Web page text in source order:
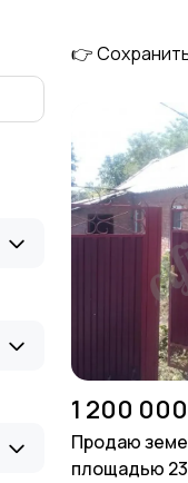
👉
1 200
Продаю
площадью